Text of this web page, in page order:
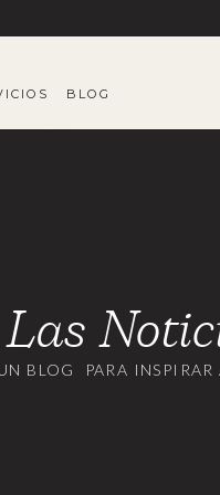
BLOG
BLOG PARA INSPIRAR
Las